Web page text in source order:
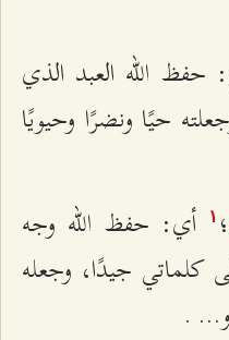
الله العبد الذي
حيًا ونضرًا وحيويًا
؛ ۱
أي: حفظ الله وجه
كلماتي جيدًا، وجعله
.